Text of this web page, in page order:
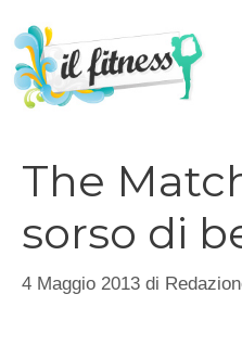
contenuto
The
sorso di
4 Maggio 2013 di